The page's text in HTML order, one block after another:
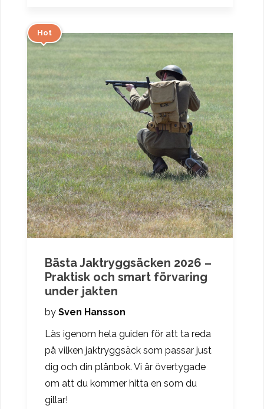
Hot
Bästa Jaktryggsäcken 2026 –
Praktisk och smart förvaring
under jakten
by Sven Hansson
Läs igenom hela guiden för att ta reda
på vilken jaktryggsäck som passar just
dig och din plånbok. Vi är övertygade
om att du kommer hitta en som du
gillar!